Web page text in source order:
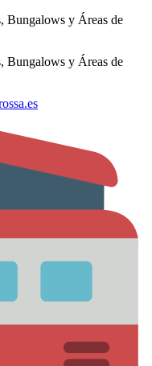
Bungalows y Áreas de
Bungalows y Áreas de